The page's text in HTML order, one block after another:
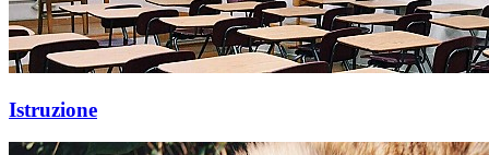
Istruzione